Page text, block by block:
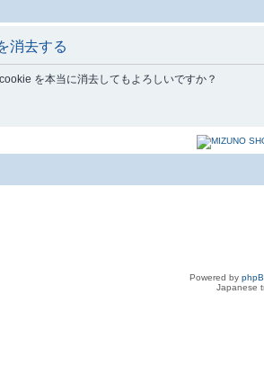
消去する
を本当に消去してもよろしいですか？
Powered by
Japanese